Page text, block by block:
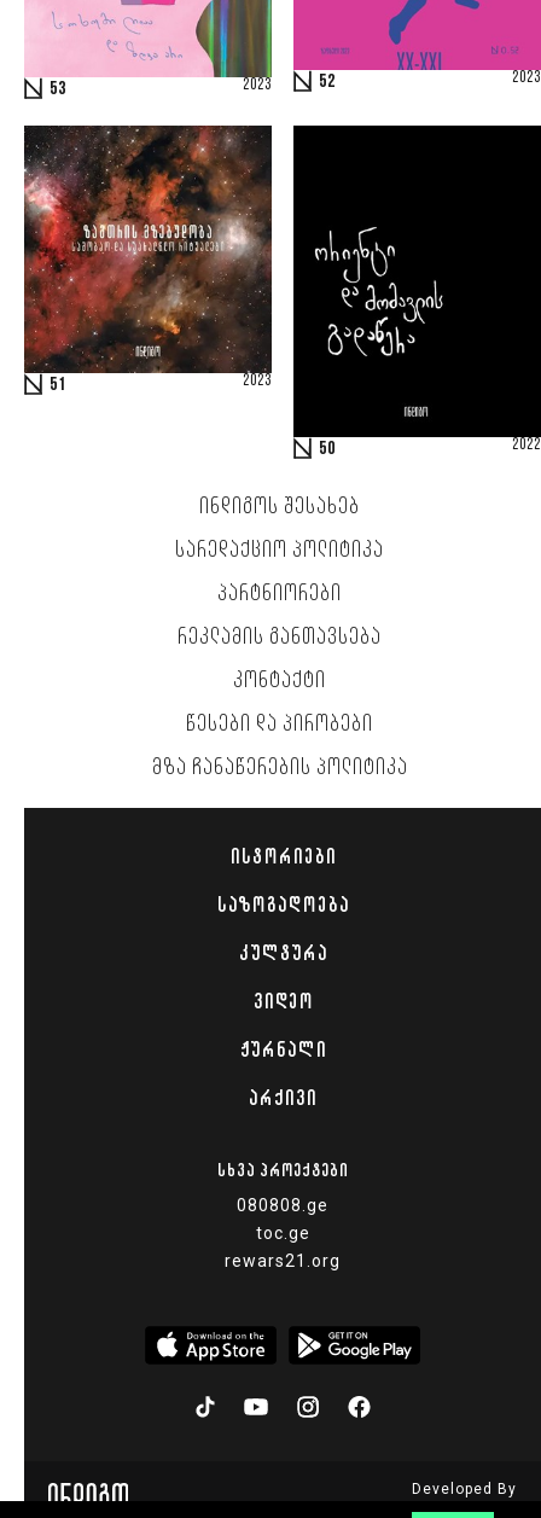
53 2023 52 2023
51 2023
50 2022
ᲘᲜᲓᲘᲒᲝᲡ ᲨᲔᲡᲐᲮᲔᲑ
ᲡᲐᲠᲔᲓᲐᲥᲪᲘᲝ ᲞᲝᲚᲘᲢᲘᲙᲐ
ᲞᲐᲠᲢᲜᲘᲝᲠᲔᲑᲘ
ᲠᲔᲙᲚᲐᲛᲘᲡ ᲒᲐᲜᲗᲐᲕᲡᲔᲑᲐ
ᲙᲝᲜᲢᲐᲥᲢᲘ
ᲬᲔᲡᲔᲑᲘ ᲓᲐ ᲞᲘᲠᲝᲑᲔᲑᲘ
ᲛᲖᲐ ᲩᲐᲜᲐᲬᲔᲠᲔᲑᲘᲡ ᲞᲝᲚᲘᲢᲘᲙᲐ
ᲘᲡᲢᲝᲠᲘᲔᲑᲘ
ᲡᲐᲖᲝᲒᲐᲓᲝᲔᲑᲐ
ᲙᲣᲚᲢᲣᲠᲐ
ᲕᲘᲓᲔᲝ
ᲟᲣᲠᲜᲐᲚᲘ
ᲐᲠᲥᲘᲕᲘ
ᲡᲮᲕᲐ ᲞᲠᲝᲔᲥᲢᲔᲑᲘ
080808.ge
toc.ge
rewars21.org
Developed By